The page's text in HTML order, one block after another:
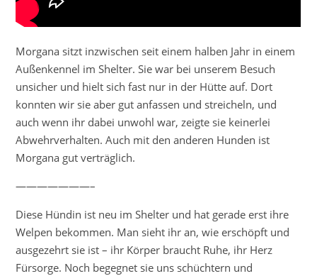
Morgana sitzt inzwischen seit einem halben Jahr in einem
Außenkennel im Shelter. Sie war bei unserem Besuch
unsicher und hielt sich fast nur in der Hütte auf. Dort
konnten wir sie aber gut anfassen und streicheln, und
auch wenn ihr dabei unwohl war, zeigte sie keinerlei
Abwehrverhalten. Auch mit den anderen Hunden ist
Morgana gut verträglich.
———————–
Diese Hündin ist neu im Shelter und hat gerade erst ihre
Welpen bekommen. Man sieht ihr an, wie erschöpft und
ausgezehrt sie ist – ihr Körper braucht Ruhe, ihr Herz
Fürsorge. Noch begegnet sie uns schüchtern und